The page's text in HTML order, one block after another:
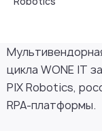
цикла WONE IT
PIX Robotics,
RPA-платформы.